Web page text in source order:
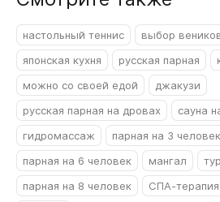
настольный теннис выбор
японская кухня
русская парная
можно со своей едой
джакузи
русская парная на дровах
сауна
гидромассаж
парная на 3
парная на 6 человек
мангал
парная на 8 человек
СПА-терапия